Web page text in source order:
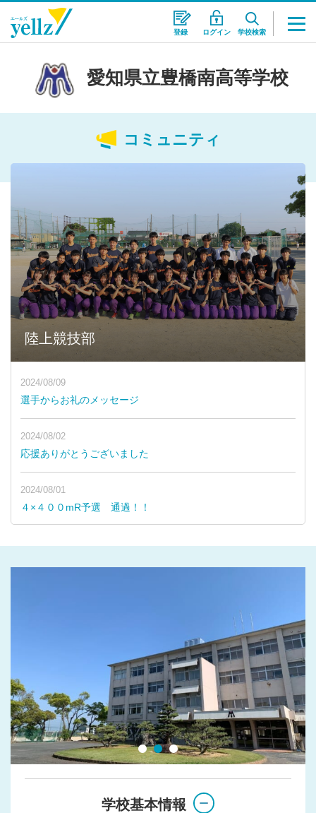
登録 ログイン 学校検索
愛知県立豊橋南高等学校
コミュニティ
陸上競技部
2024/08/09
選手からお礼のメッセージ
2024/08/02
応援ありがとうございました
2024/08/01
４×４００mR予選 通過！！
学校基本情報